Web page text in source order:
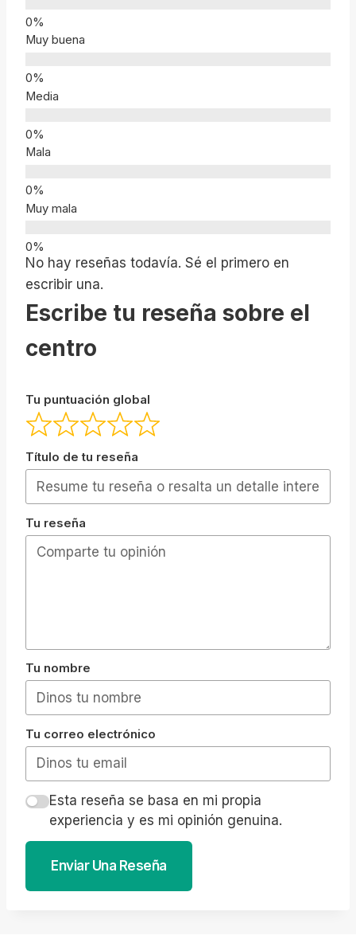
Muy buena
Media
Mala
Muy mala
No hay reseñas todavía. Sé el primero en
escribir una.
Escribe tu reseña sobre el
centro
Tu puntuación global
Título de tu reseña
Tu reseña
Tu nombre
Tu correo electrónico
Esta reseña se basa en mi propia
experiencia y es mi opinión genuina.
Enviar Una Reseña